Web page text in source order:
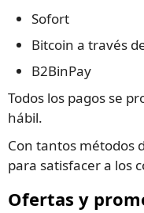
Sofort
Bitcoin a través
B2BinPay
Todos los pagos se
hábil.
Con tantos métodos
para satisfacer a los
Ofertas y